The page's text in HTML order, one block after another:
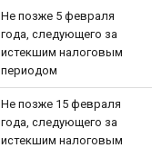
Не позже 5 февраля
года, следующего за
истекшим налоговым
периодом
Не позже 15 февраля
года, следующего за
истекшим налоговым